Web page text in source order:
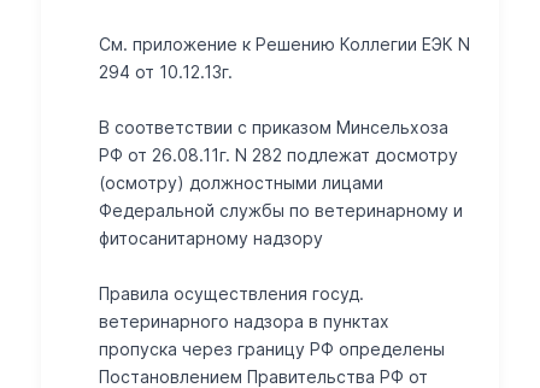
Cм. приложение к Решению Коллегии ЕЭК N
294 от 10.12.13г.
В соответствии с приказом Минсельхоза
РФ от 26.08.11г. N 282 подлежат досмотру
(осмотру) должностными лицами
Федеральной службы по ветеринарному и
фитосанитарному надзору
Правила осуществления госуд.
ветеринарного надзора в пунктах
пропуска через границу РФ определены
Постановлением Правительства РФ от